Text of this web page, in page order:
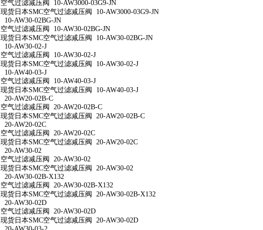
空气过滤减压阀 10-AW3000-03G9-JN
现货日本SMC空气过滤减压阀 10-AW3000-03G9-JN
10-AW30-02BG-JN
空气过滤减压阀 10-AW30-02BG-JN
现货日本SMC空气过滤减压阀 10-AW30-02BG-JN
10-AW30-02-J
空气过滤减压阀 10-AW30-02-J
现货日本SMC空气过滤减压阀 10-AW30-02-J
10-AW40-03-J
空气过滤减压阀 10-AW40-03-J
现货日本SMC空气过滤减压阀 10-AW40-03-J
20-AW20-02B-C
空气过滤减压阀 20-AW20-02B-C
现货日本SMC空气过滤减压阀 20-AW20-02B-C
20-AW20-02C
空气过滤减压阀 20-AW20-02C
现货日本SMC空气过滤减压阀 20-AW20-02C
20-AW30-02
空气过滤减压阀 20-AW30-02
现货日本SMC空气过滤减压阀 20-AW30-02
20-AW30-02B-X132
空气过滤减压阀 20-AW30-02B-X132
现货日本SMC空气过滤减压阀 20-AW30-02B-X132
20-AW30-02D
空气过滤减压阀 20-AW30-02D
现货日本SMC空气过滤减压阀 20-AW30-02D